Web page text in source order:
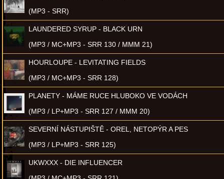
(MP3 - SRR)
LAUNDERED SYRUP - BLACK URN
(MP3 / MC+MP3 - SRR 130 / MMM 21)
HOURLOUPE - LEVITATING FIELDS
(MP3 / MC+MP3 - SRR 128)
PLANETY - MÁME RUCE HLUBOKO VE VODÁCH
(MP3 / LP+MP3 - SRR 127 / MMM 20)
SEVERNÍ NÁSTUPIŠTĚ - OREL, NETOPÝR A PES
(MP3 / LP+MP3 - SRR 125)
UKWXXX - DIE INFLUENCER